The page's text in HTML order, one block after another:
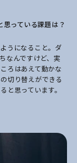
思っている課題は？
うになること。ダ
なんですけど、実
ろはあえて動かな
切り替えができる
と思っています。